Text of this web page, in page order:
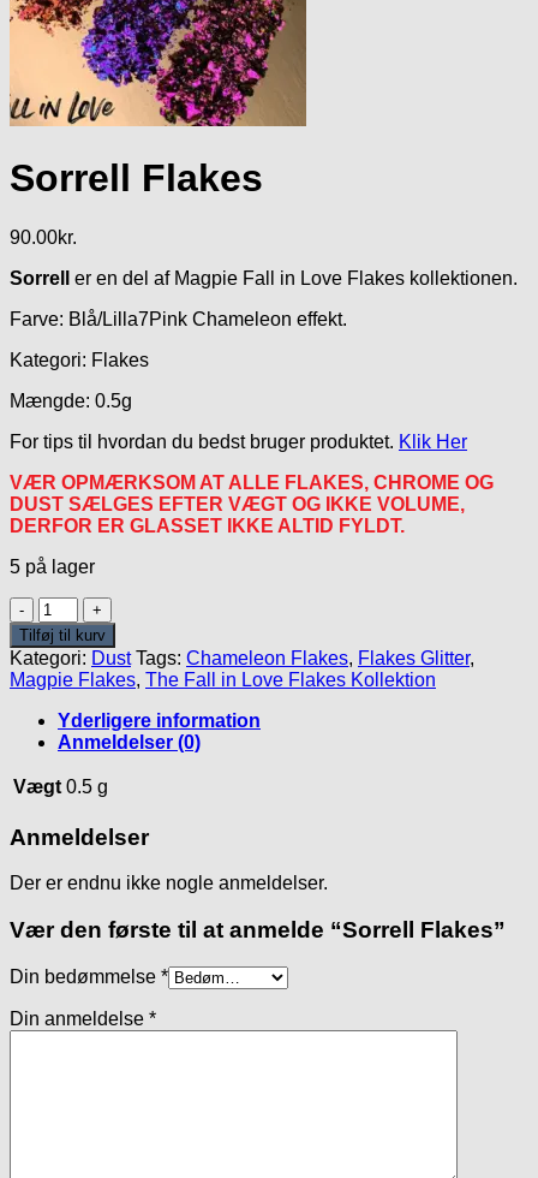
Sorrell Flakes
90.00kr.
Sorrell er en del af Magpie Fall in Love Flakes kollektionen.
Farve: Blå/Lilla7Pink Chameleon effekt.
Kategori: Flakes
Mængde: 0.5g
For tips til hvordan du bedst bruger produktet. Klik Her
VÆR OPMÆRKSOM AT ALLE FLAKES, CHROME OG
DUST SÆLGES EFTER VÆGT OG IKKE VOLUME,
DERFOR ER GLASSET IKKE ALTID FYLDT.
5 på lager
Sorrell
Flakes
antal
Tilføj til kurv
Kategori: Dust Tags: Chameleon Flakes, Flakes Glitter,
Magpie Flakes, The Fall in Love Flakes Kollektion
Yderligere information
Anmeldelser (0)
Vægt 0.5 g
Anmeldelser
Der er endnu ikke nogle anmeldelser.
Vær den første til at anmelde “Sorrell Flakes”
Din bedømmelse *
Din anmeldelse *